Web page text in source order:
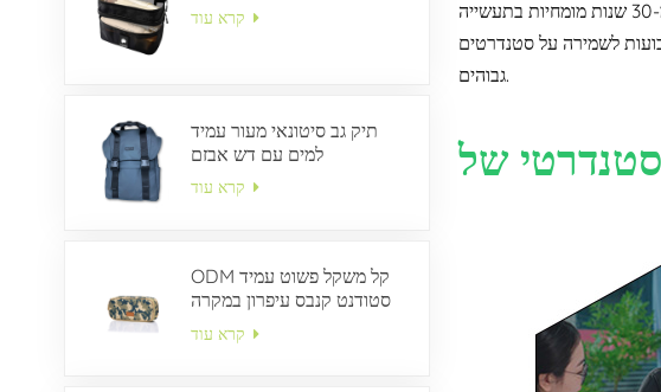
תיק גב סיטונאי מעור עמיד
למים עם דש אבזם
ODM קל משקל פשוט עמיד
סטודנט קנבס עיפרון במקרה
אנו מבטיחים עקביות באיכות המוצר עבור כל אצווה באמצעות מערכת ניהול מתועדת היטב, מגובה על ידי למעלה מ-30 שנות מומחיות בתעשייה
לשמירה על סטנדרטים
גבוהים.